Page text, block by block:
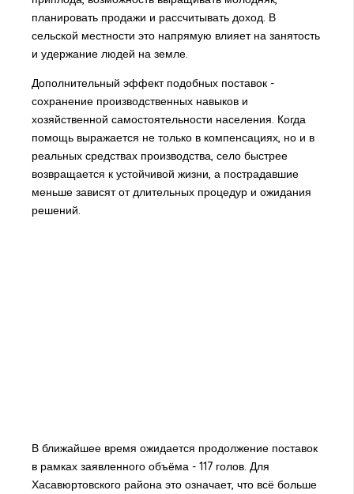
планировать продажи и рассчитывать доход. В
сельской местности это напрямую влияет на занятость
и удержание людей на земле.
Дополнительный эффект подобных поставок -
сохранение производственных навыков и
хозяйственной самостоятельности населения. Когда
помощь выражается не только в компенсациях, но и в
реальных средствах производства, село быстрее
возвращается к устойчивой жизни, а пострадавшие
меньше зависят от длительных процедур и ожидания
решений.
В ближайшее время ожидается продолжение поставок
в рамках заявленного объёма - 117 голов. Для
Хасавюртовского района это означает, что всё больше